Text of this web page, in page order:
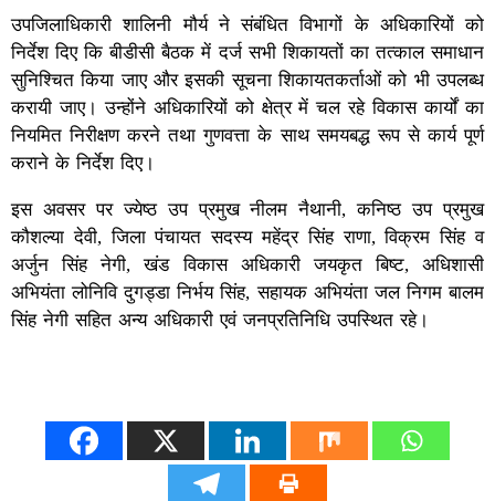
उपजिलाधिकारी शालिनी मौर्य ने संबंधित विभागों के अधिकारियों को
निर्देश दिए कि बीडीसी बैठक में दर्ज सभी शिकायतों का तत्काल समाधान
सुनिश्चित किया जाए और इसकी सूचना शिकायतकर्ताओं को भी उपलब्ध
करायी जाए। उन्होंने अधिकारियों को क्षेत्र में चल रहे विकास कार्यों का
नियमित निरीक्षण करने तथा गुणवत्ता के साथ समयबद्ध रूप से कार्य पूर्ण
कराने के निर्देश दिए।
इस अवसर पर ज्येष्ठ उप प्रमुख नीलम नैथानी, कनिष्ठ उप प्रमुख
कौशल्या देवी, जिला पंचायत सदस्य महेंद्र सिंह राणा, विक्रम सिंह व
अर्जुन सिंह नेगी, खंड विकास अधिकारी जयकृत बिष्ट, अधिशासी
अभियंता लोनिवि दुगड्डा निर्भय सिंह, सहायक अभियंता जल निगम बालम
सिंह नेगी सहित अन्य अधिकारी एवं जनप्रतिनिधि उपस्थित रहे।